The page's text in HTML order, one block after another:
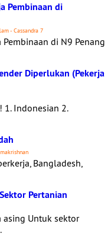
Pembinaan di
- Cassandra 7
di N9 Penang
Diperlukan (Pekerja
1. Indonesian 2.
Bangladesh,
Pertanian
asing Untuk sektor